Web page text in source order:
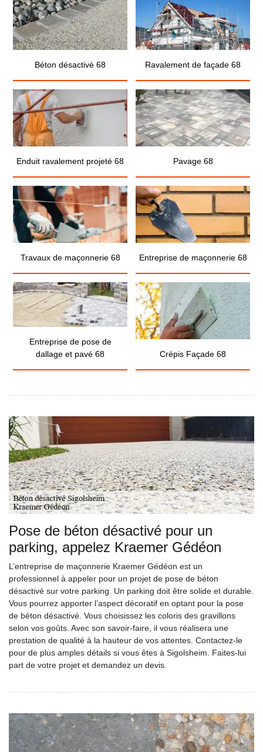
Béton désactivé 68 Ravalement de façade 68
Enduit ravalement projeté 68 Pavage 68
Travaux de maçonnerie 68 Entreprise de maçonnerie 68
Entreprise de pose de
dallage et pavé 68
Crépis Façade 68
Pose de béton désactivé pour un
parking, appelez Kraemer Gédéon
L’entreprise de maçonnerie Kraemer Gédéon est un
professionnel à appeler pour un projet de pose de béton
désactivé sur votre parking. Un parking doit être solide et durable.
Vous pourrez apporter l’aspect décoratif en optant pour la pose
de béton désactivé. Vous choisissez les coloris des gravillons
selon vos goûts. Avec son savoir-faire, il vous réalisera une
prestation de qualité à la hauteur de vos attentes. Contactez-le
pour de plus amples détails si vous êtes à Sigolsheim. Faites-lui
part de votre projet et demandez un devis.